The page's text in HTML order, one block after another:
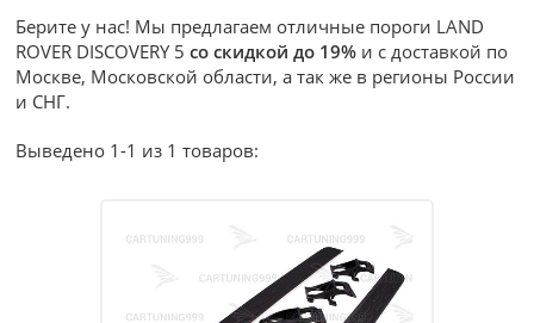
Берите у нас! Мы предлагаем отличные пороги LAND
ROVER DISCOVERY 5со скидкой до 19% и с доставкой по
Москве, Московской области, а так же в регионы России
и СНГ.
Выведено 1-1 из 1 товаров: